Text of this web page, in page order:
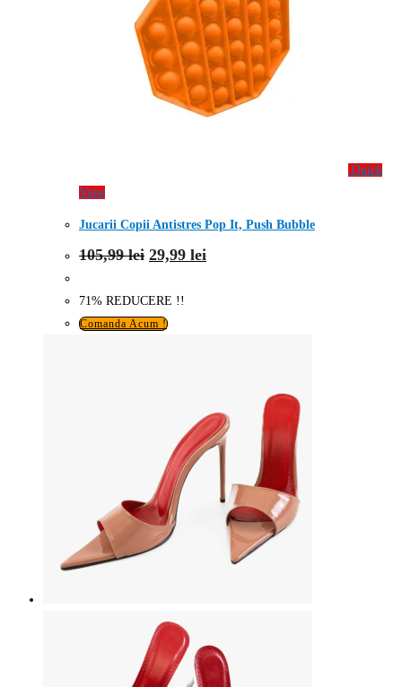
Quick
View
Jucarii Copii Antistres Pop It, Push Bubble
105,99lei Prețul
inițial
fost:
105,99 lei.
29,99 lei
curent
71% REDUCERE !!
Comanda Acum !